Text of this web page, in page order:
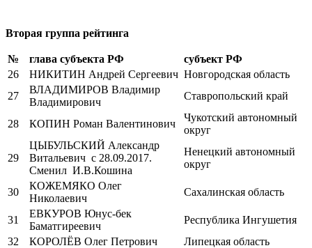
Вторая группа рейтинга
№ глава субъекта РФ
субъект РФ
26
НИКИТИН Андрей Сергеевич Новгородская область
27
ВЛАДИМИРОВ Владимир
Владимирович
Ставропольский край
28 КОПИН Роман Валентинович
Чукотский автономный
округ
29
ЦЫБУЛЬСКИЙ Александр
Витальевич с 28.09.2017.
Сменил И.В.Кошина
Ненецкий автономный
округ
30
КОЖЕМЯКО Олег
Николаевич
Сахалинская область
31
ЕВКУРОВ Юнус-бек
Баматгиреевич
Республика Ингушетия
32
КОРОЛЁВ Олег Петрович
Липецкая область